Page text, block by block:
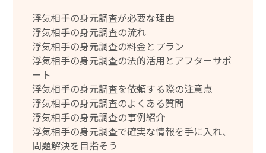
浮気相手の身元調査が必要な理由
浮気相手の身元調査の流れ
浮気相手の身元調査の料金とプラン
浮気相手の身元調査の法的活用とアフターサポ
ート
浮気相手の身元調査を依頼する際の注意点
浮気相手の身元調査のよくある質問
浮気相手の身元調査の事例紹介
浮気相手の身元調査で確実な情報を手に入れ、
問題解決を目指そう